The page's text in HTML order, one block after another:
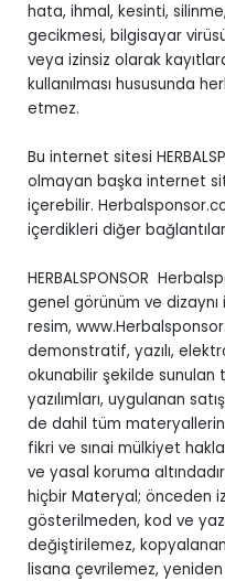
hata, ihmal, kesinti,
gecikmesi, bilgisayar
veya izinsiz olarak
kullanılması hususunda
etmez.
Bu internet sitesi
olmayan başka internet
içerebilir.
içerdikleri diğer
HERBALSPONSOR
genel görünüm ve
resim,
demonstratif, yazılı,
okunabilir şekilde sunulan
yazılımları, uygulanan
de dahil tüm
fikri ve sınai mülkiyet
ve yasal koruma
hiçbir Materyal; önceden
gösterilmeden, kod ve
değiştirilemez,
lisana çevrilemez,